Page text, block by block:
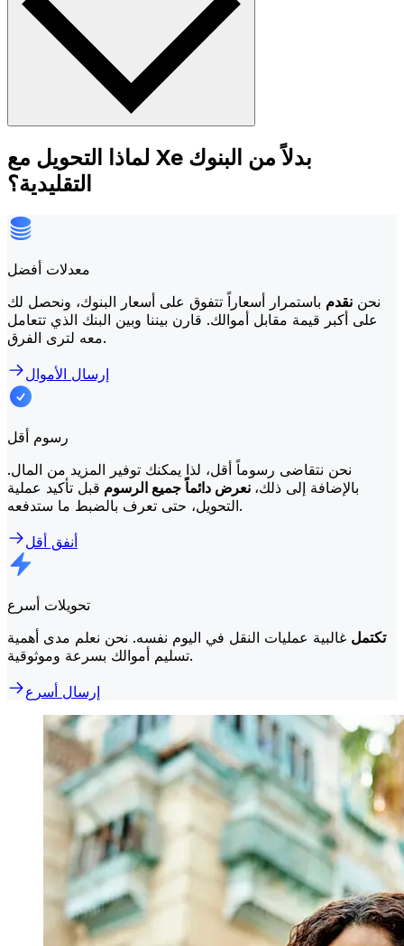
لماذا التحويل مع Xe بدلاً من البنوك
التقليدية؟
معدلات أفضل
نحن نقدم باستمرار أسعاراً تتفوق على أسعار البنوك، ونحصل لك
على أكبر قيمة مقابل أموالك. قارن بيننا وبين البنك الذي تتعامل
معه لترى الفرق.
إرسال الأموال
رسوم أقل
نحن نتقاضى رسوماً أقل، لذا يمكنك توفير المزيد من المال.
بالإضافة إلى ذلك، نعرض دائماً جميع الرسوم قبل تأكيد عملية
التحويل، حتى تعرف بالضبط ما ستدفعه.
أنفق أقل
تحويلات أسرع
تكتمل غالبية عمليات النقل في اليوم نفسه. نحن نعلم مدى أهمية
تسليم أموالك بسرعة وموثوقية.
إرسال أسرع